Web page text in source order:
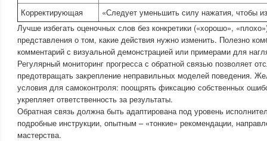
Корректирующая
«Следует уменьшить силу нажатия, чтобы
Лучше избегать оценочных слов без конкретики («хорошо»,
представления о том, какие действия нужно изменить. Полезно
комментарий с визуальной демонстрацией или примерами для
Регулярный мониторинг прогресса с обратной связью позволяет
предотвращать закрепление неправильных моделей поведения.
условия для самоконтроля: поощрять фиксацию собственных
укрепляет ответственность за результаты.
Обратная связь должна быть адаптирована под уровень
подробные инструкции, опытным – «тонкие» рекомендации,
мастерства.